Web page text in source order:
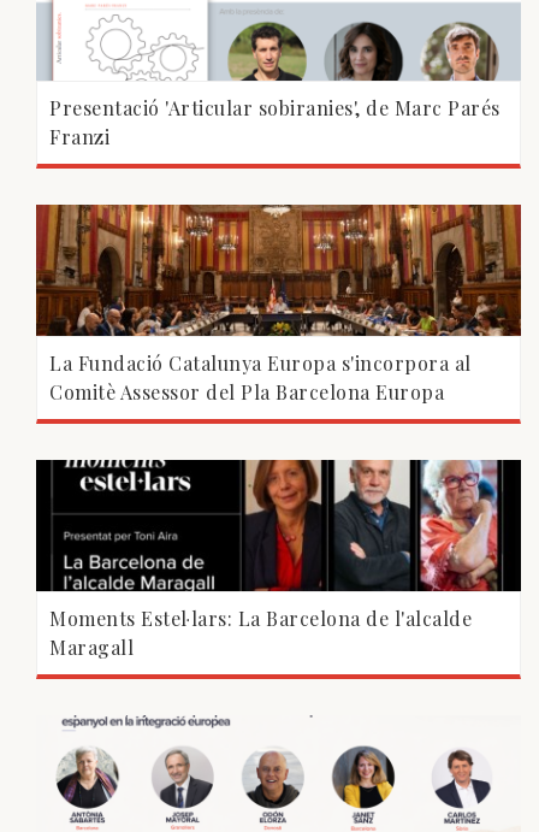
Presentació 'Articular sobiranies', de Marc Parés
Franzi
La Fundació Catalunya Europa s'incorpora al
Comitè Assessor del Pla Barcelona Europa
Moments Estel·lars: La Barcelona de l'alcalde
Maragall